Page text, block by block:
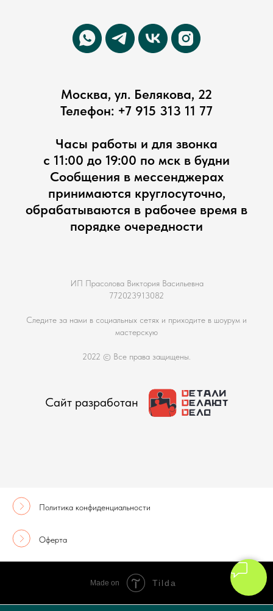
Москва, ул. Белякова, 22
Телефон: +7 915 313 11 77
Часы работы и для звонка
с 11:00 до 19:00 по мск в будни
Сообщения в мессенджерах
принимаются круглосуточно,
обрабатываются в рабочее время в
порядке очередности
ИП Прасолова Виктория Васильевна
772023913082
Следите за нами в социальных сетях и приходите в шоурум и
мастерскую
2022 © Все права защищены.
Сайт разработан
Политика конфиденциальности
Оферта
Made on Tilda